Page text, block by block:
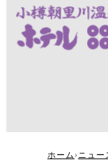
大浴場・岩盤
ホーム ニュー